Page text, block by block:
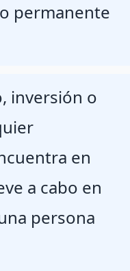
permanente
inversión o
en
a cabo en
persona